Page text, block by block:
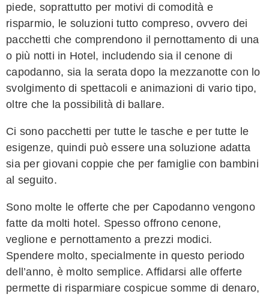
piede, soprattutto per motivi di comodità e
risparmio, le soluzioni tutto compreso, ovvero dei
pacchetti che comprendono il pernottamento di una
o più notti in Hotel, includendo sia il cenone di
capodanno, sia la serata dopo la mezzanotte con lo
svolgimento di spettacoli e animazioni di vario tipo,
oltre che la possibilità di ballare.
Ci sono pacchetti per tutte le tasche e per tutte le
esigenze, quindi può essere una soluzione adatta
sia per giovani coppie che per famiglie con bambini
al seguito.
Sono molte le offerte che per Capodanno vengono
fatte da molti hotel. Spesso offrono cenone,
veglione e pernottamento a prezzi modici.
Spendere molto, specialmente in questo periodo
dell’anno, è molto semplice. Affidarsi alle offerte
permette di risparmiare cospicue somme di denaro,